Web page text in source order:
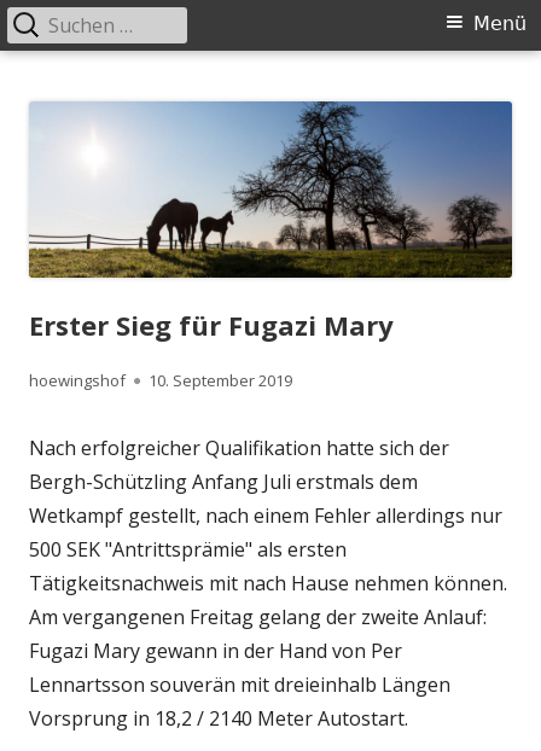
zum
Primäres
Menü
Suchen
nach:
Erster Sieg für Fugazi Mary
Autor
hoewingshof
Veröffentlicht
10. September 2019
Nach erfolgreicher Qualifikation hatte sich der
Bergh-Schützling Anfang Juli erstmals dem
Wetkampf gestellt, nach einem Fehler allerdings nur
500 SEK "Antrittsprämie" als ersten
Tätigkeitsnachweis mit nach Hause nehmen können.
Am vergangenen Freitag gelang der zweite Anlauf:
Fugazi Mary gewann in der Hand von Per
Lennartsson souverän mit dreieinhalb Längen
Vorsprung in 18,2 / 2140 Meter Autostart.